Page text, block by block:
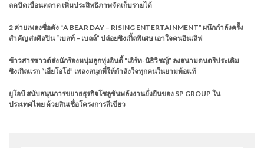
ลดบิดเบือนตลาด เพิ่มประสิทธิภาพจัดเก็บรายได้
2 ค่ายเพลงชื่อดัง “A BEAR DAY – RISING ENTERTAINMENT” ผนึกกำลังครั้ง
สำคัญ ส่งศิลปิน “เบสท์ – เบลล์” ปล่อยซิงเกิ้ลพิเศษ เอาใจคนอินเลิฟ
ข้าวสารซาวด์ส่งนักร้องหนุ่มลูกทุ่งอินดี้ “เอิร์ท-นิธิวิชญ์” ลงสนามดนตรีประเดิม
ซิงเกิลแรก “เอียโอโฮ่” เพลงสนุกที่ให้กำลังใจทุกคนในยามท้อแท้
ยูโอบี สนับสนุนการขยายธุรกิจโซลูชันพลังงานยั่งยืนของ SP GROUP ใน
ประเทศไทย ด้วยสินเชื่อโครงการสีเขียว